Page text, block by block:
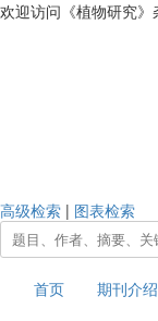
欢迎访问《植物研究
高级检索 | 图表检索
首页 期刊介绍